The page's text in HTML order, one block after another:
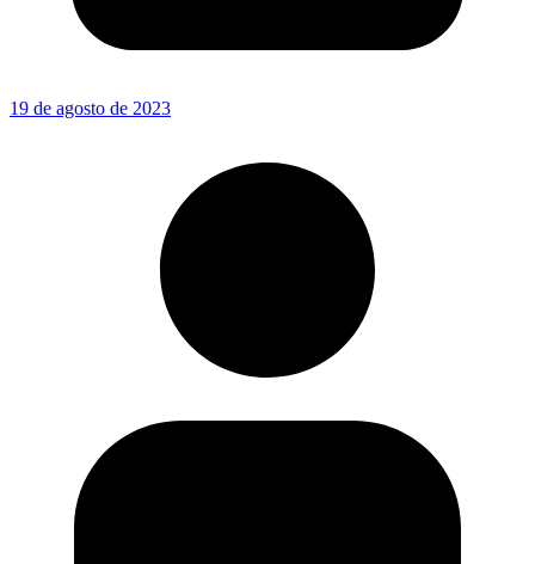
19 de agosto de 2023